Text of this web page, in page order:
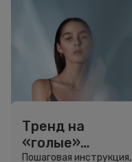
Тренд на
«голые»
Пошаговая инструкция,